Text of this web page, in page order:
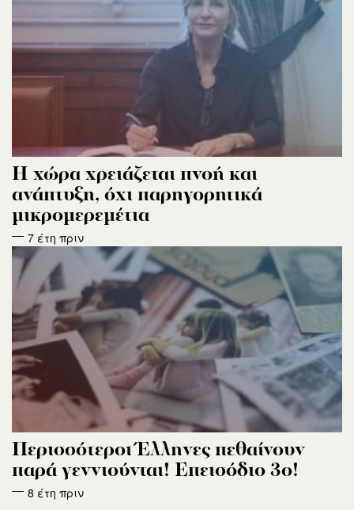
Η χώρα χρειάζεται πνοή και
ανάπτυξη, όχι παρηγορητικά
μικρομερεμέτια
7 έτη πριν
Περισσότεροι Έλληνες πεθαίνουν
παρά γεννιούνται! Επεισόδιο 3ο!
8 έτη πριν